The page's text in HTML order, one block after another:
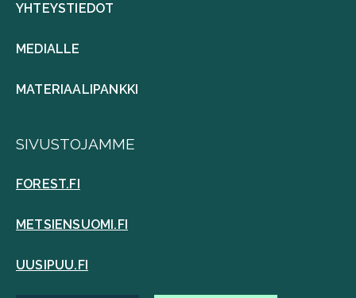
YHTEYSTIEDOT
MEDIALLE
MATERIAALIPANKKI
SIVUSTOJAMME
FOREST.FI
METSIENSUOMI.FI
UUSIPUU.FI